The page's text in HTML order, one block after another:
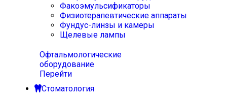
Факоэмульсификаторы
Физиотерапевтические аппараты
Фундус-линзы и камеры
Щелевые лампы
Офтальмологические
оборудование
Перейти
Стоматология